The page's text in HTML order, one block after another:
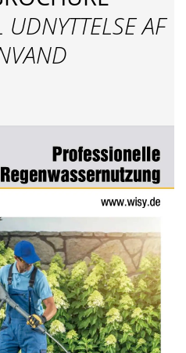
UDNYTTELSE AF